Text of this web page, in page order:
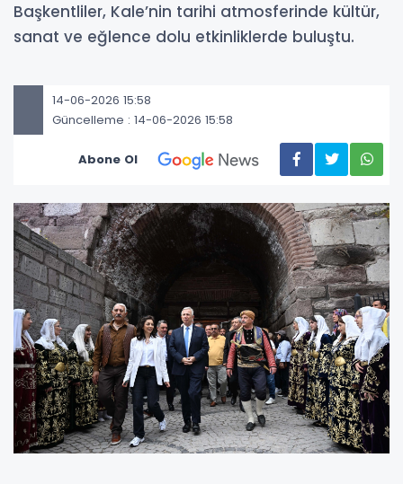
Başkentliler, Kale’nin tarihi atmosferinde kültür,
sanat ve eğlence dolu etkinliklerde buluştu.
14-06-2026 15:58
Güncelleme : 14-06-2026 15:58
Abone Ol